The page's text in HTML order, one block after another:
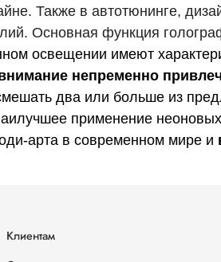
Также в автотюнинге,
Основная функция
освещении имеют
непременно
два или больше из
применение
арта в современном мире и
Клиентам